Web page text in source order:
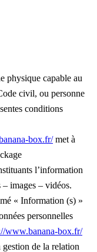
physique capable au
civil, ou personne
conditions
box.fr/met à
l’information
– images – vidéos.
« Information (s) »
personnelles
www.banana-box.fr/
de la relation